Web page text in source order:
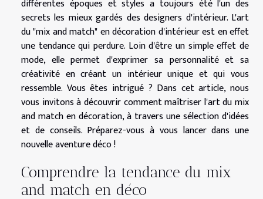
différentes époques et styles a toujours été l'un des
secrets les mieux gardés des designers d'intérieur. L'art
du "mix and match" en décoration d'intérieur est en effet
une tendance qui perdure. Loin d'être un simple effet de
mode, elle permet d'exprimer sa personnalité et sa
créativité en créant un intérieur unique et qui vous
ressemble. Vous êtes intrigué ? Dans cet article, nous
vous invitons à découvrir comment maîtriser l'art du mix
and match en décoration, à travers une sélection d'idées
et de conseils. Préparez-vous à vous lancer dans une
nouvelle aventure déco !
Comprendre la tendance du mix
and match en déco